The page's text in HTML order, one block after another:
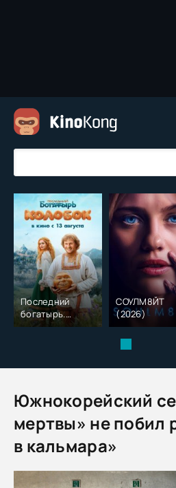
Последний
богатырь.
Колобок (2026)
СОУЛМ8ЙТ
(2026)
Южнокорейский
мертвы» не побил
в кальмара»